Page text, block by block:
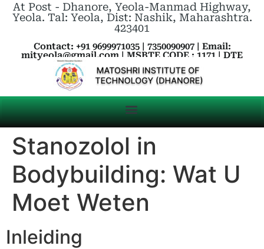
At Post - Dhanore, Yeola-Manmad Highway,
Yeola. Tal: Yeola, Dist: Nashik, Maharashtra.
423401
Contact: +91 9699971035 | 7350090907 | Email:
mityeola@gmail.com | MSBTE CODE : 1171 | DTE
Stanozolol in
Bodybuilding: Wat U
Moet Weten
Inleiding